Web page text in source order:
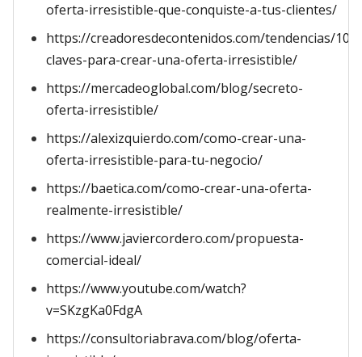
oferta-irresistible-que-conquiste-a-tus-clientes/
https://creadoresdecontenidos.com/tendencias/10-
claves-para-crear-una-oferta-irresistible/
https://mercadeoglobal.com/blog/secreto-
oferta-irresistible/
https://alexizquierdo.com/como-crear-una-
oferta-irresistible-para-tu-negocio/
https://baetica.com/como-crear-una-oferta-
realmente-irresistible/
https://www.javiercordero.com/propuesta-
comercial-ideal/
https://www.youtube.com/watch?
v=SKzgKa0FdgA
https://consultoriabrava.com/blog/oferta-